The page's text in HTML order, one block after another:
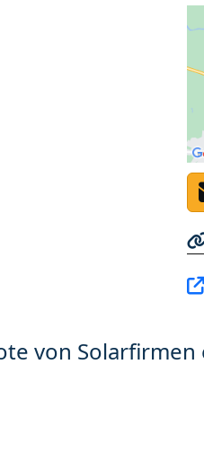
von